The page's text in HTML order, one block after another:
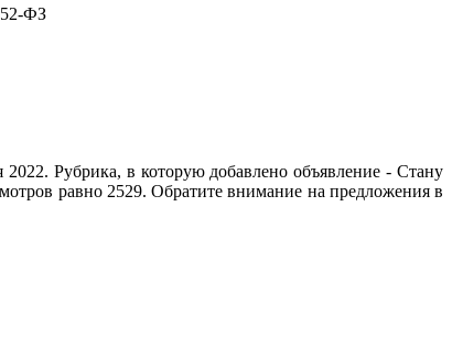
ФЗ
Рубрика, в которую добавлено объявление - Cтану
равно 2529. Обратите внимание на предложения в